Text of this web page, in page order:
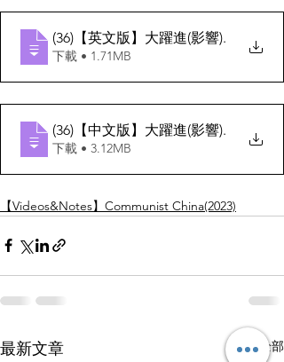
(36)【英文版】大躍進(影響).
下載 • 1.71MB
(36)【中文版】大躍進(影響).
下載 • 3.12MB
【Videos&Notes】Communist China(2023)
最新文章 查看全部